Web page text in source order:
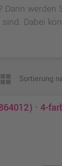
Dann werden
Dabei
Sortierung
· 4-